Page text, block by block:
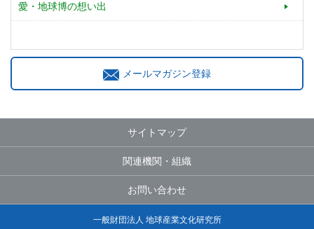
愛・地球博の想い出
メールマガジン登録
サイトマップ
関連機関・組織
お問い合わせ
一般財団法人 地球産業文化研究所